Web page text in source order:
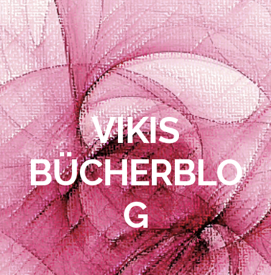
VIKIS
BÜCHERBLO
G